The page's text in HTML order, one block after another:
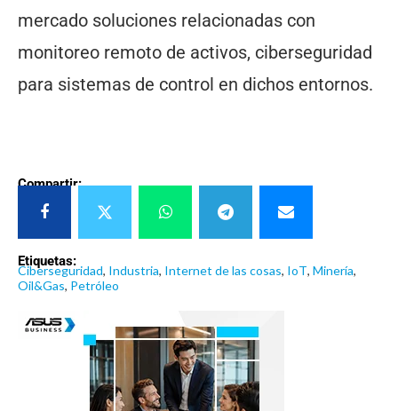
mercado soluciones relacionadas con
monitoreo remoto de activos, ciberseguridad
para sistemas de control en dichos entornos.
Compartir:
Etiquetas:
Ciberseguridad, Industria, Internet de las cosas, IoT, Minería,
Oil&Gas, Petróleo